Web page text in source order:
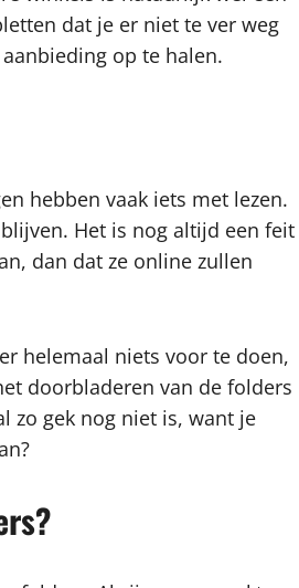
dat je er niet te ver weg
op te halen.
hebben vaak iets met lezen.
Het is nog altijd een feit
dan dat ze online zullen
helemaal niets voor te doen,
doorbladeren van de folders
zo gek nog niet is, want je